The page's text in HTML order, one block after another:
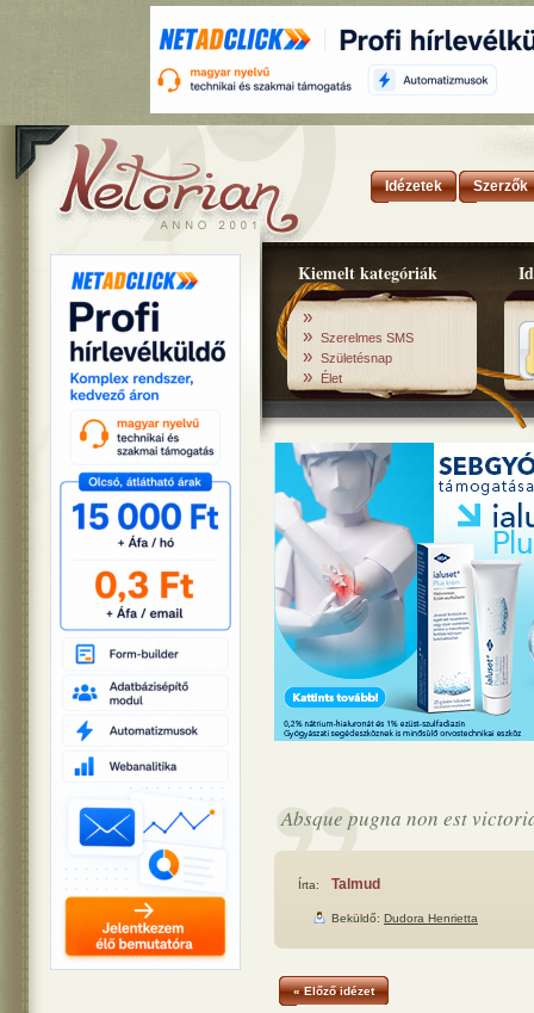
Idézetek Szerzők
Kiemelt kategóriák
»
» Szerelmes SMS
» Születésnap
» Élet
Absque pugna non est
Írta: Talmud
Beküldő: Dudora Henrietta
« Előző idézet